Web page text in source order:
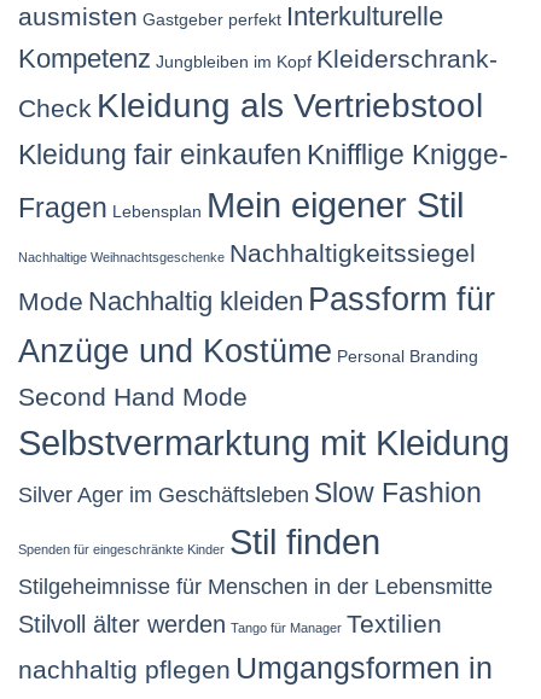
ausmisten Gastgeber perfekt Interkulturelle
Kompetenz Jungbleiben im Kopf Kleiderschrank-
Check Kleidung als Vertriebstool
Kleidung fair einkaufen Knifflige Knigge-
Fragen Lebensplan Mein eigener Stil
Nachhaltige Weihnachtsgeschenke Nachhaltigkeitssiegel
Mode Nachhaltig kleiden Passform für
Anzüge und Kostüme Personal Branding
Second Hand Mode
Selbstvermarktung mit Kleidung
Silver Ager im Geschäftsleben Slow Fashion
Spenden für eingeschränkte Kinder Stil finden
Stilgeheimnisse für Menschen in der Lebensmitte
Stilvoll älter werden Tango für Manager Textilien
nachhaltig pflegen Umgangsformen in